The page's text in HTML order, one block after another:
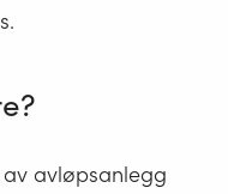
avløpsanlegg